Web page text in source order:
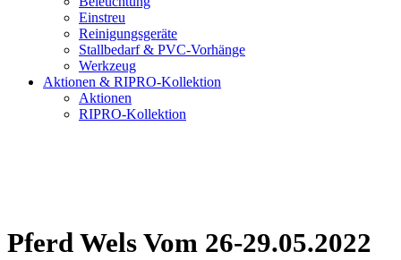
Einstreu
Reinigungsgeräte
Stallbedarf & PVC-Vorhänge
Werkzeug
Aktionen & RIPRO-Kollektion
Aktionen
RIPRO-Kollektion
Pferd Wels Vom 26-29.05.2022